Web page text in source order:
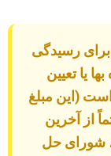
رسیدگی
یا تعیین
تومان است (این مبلغ
از آخرین
شورای حل